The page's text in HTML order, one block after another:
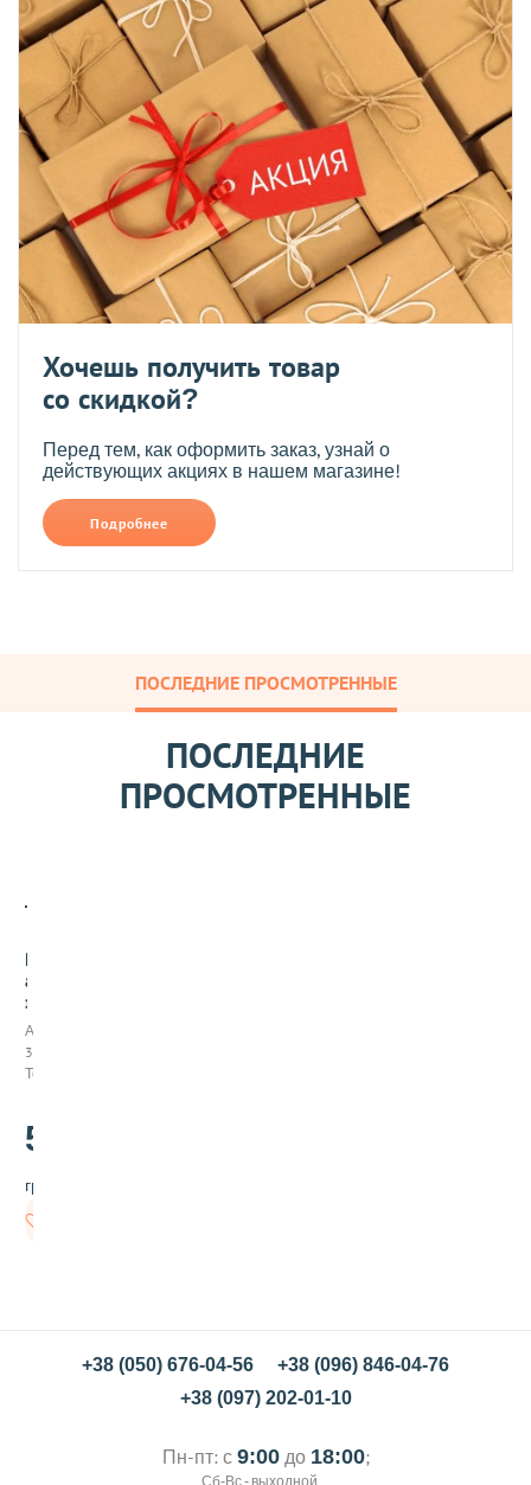
Хочешь получить товар
со скидкой?
Перед тем, как оформить заказ, узнай о
действующих акциях в нашем магазине!
Подробнее
ПОСЛЕДНИЕ ПРОСМОТРЕННЫЕ
ПОСЛЕДНИЕ
ПРОСМОТРЕННЫЕ
Р
а
з
д
в
и
а
я
в
а
Арт:
361023
Товар заканчивается
530
грн/шт
+38 (050) 676-04-56
+38 (096) 846-04-76
+38 (097) 202-01-10
Пн-пт: с 9:00до 18:00;
Сб-Вс - выходной